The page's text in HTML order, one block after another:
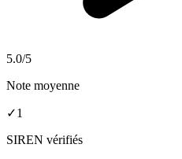
5.0/5
Note moyenne
✓1
SIREN vérifiés